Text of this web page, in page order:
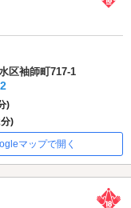
区袖師町717-1
)
)
マップで開く